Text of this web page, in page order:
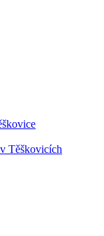
Těškovicích